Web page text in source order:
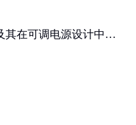
其在可调电源设计中的